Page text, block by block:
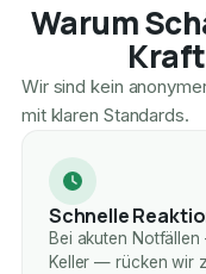
Warum
Wir sind kein
mit klaren Standards.
Schnelle
Bei akuten
Keller — rücken wir